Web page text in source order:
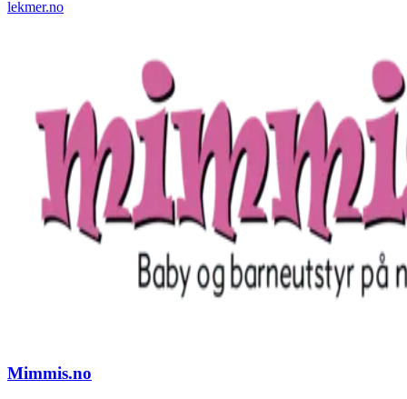
lekmer.no
Mimmis.no